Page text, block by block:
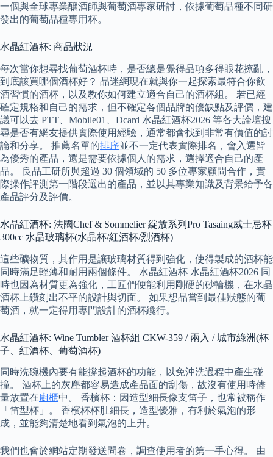
一個與全球專業釀酒師與葡萄酒專家研討，依據葡萄品種不同研
發出的葡萄品種專用杯。
水晶紅酒杯: 商品狀況
每次當你想尋找葡萄酒杯時，是否總是覺得品項多得眼花撩亂，
到底該買哪個酒杯好？ 品迷網現在就與你一起探索最符合你飲
酒習慣的酒杯，以及教你如何建立適合自己的酒杯組。 若已經
確定規格和自己的需求，但不確定各個品牌的優缺點及評價，建
議可以去 PTT、Mobile01、Dcard 水晶紅酒杯2026 等各大論壇搜
尋是否有網友提供實際使用經驗，通常都會找到非常有價值的討
論和分享。 推薦名單的排序並不一定代表實際排名，會入選皆
為優秀的產品，還是需要依據個人的需求，選擇適合自己的產
品。 良品工研所與超過 30 個領域的 50 多位專家顧問合作，實
際操作評測第一階段選出的產品，並以其專業知識及背景給予各
產品評分及評價。
水晶紅酒杯: 法國Chef & Sommelier 綻放系列Pro Tasaing威士忌杯
300cc 水晶玻璃杯(水晶杯/紅酒杯/烈酒杯)
這些礦物質，其作用是讓玻璃材質得到強化，使得製成的酒杯能
同時滿足輕薄和耐用兩個條件。 水晶紅酒杯 水晶紅酒杯2026 同
時也因為材質更為強化，工匠們便能利用剛硬的砂輪機，在水晶
酒杯上鑽刻出不平的設計與切面。 如果想品嘗到最佳狀態的葡
萄酒，就一定得用專門設計的酒杯纔行。
水晶紅酒杯: Wine Tumbler 酒杯組 CKW-359 / 兩入 / 城市綠洲(杯
子、紅酒杯、葡萄酒杯)
同時洗碗機內要有能撐起酒杯的功能，以免沖洗過程中產生碰
撞。 酒杯上的灰塵都容易造成產品面的刮傷，故沒有使用時儘
量放置在廚櫃中。 香檳杯：因造型細長像支笛子，也常被稱作
「笛型杯」。 香檳杯杯肚細長，造型優雅，有利於氣泡的形
成，並能夠清楚地看到氣泡的上升。
我們也會於網站定期發送問卷，調查使用者的第一手心得。 由